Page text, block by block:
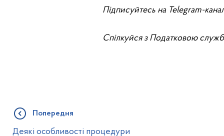
Підписуйтесь на Telegram-
Спілкуйся з Податковою
Попередня
Деякі особливості процедури